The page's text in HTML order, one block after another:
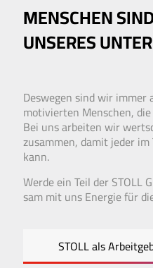
MENSCHEN
UNSERES
Des­wegen sind wir immer
motivierten Menschen,
Bei uns arbeiten wir
zusammen, damit jeder
kann.
Werde ein Teil der STOLL
sam mit uns Energie für
STOLL als